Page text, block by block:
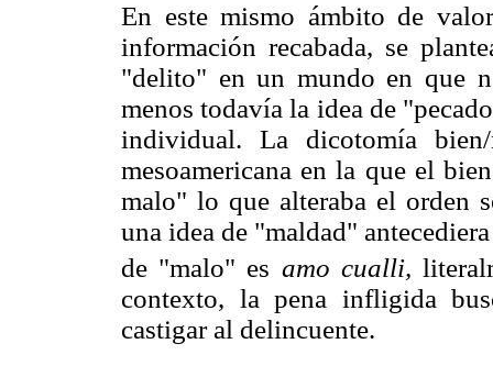
En este mismo ámbito de
información recabada, se
"delito" en un mundo en que
menos todavía la idea de
individual. La dicotomía
mesoamericana en la que el
malo" lo que alteraba el orden
una idea de "maldad"
de "malo" es amo cualli,
contexto, la pena infligida
castigar al delincuente.